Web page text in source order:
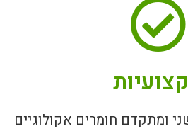
ומתקדם חומרים אקולוגיים